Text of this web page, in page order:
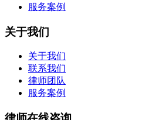
服务案例
关于我们
关于我们
联系我们
律师团队
服务案例